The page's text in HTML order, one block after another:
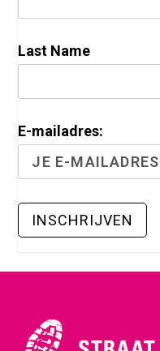
Last Name
E-mailadres: